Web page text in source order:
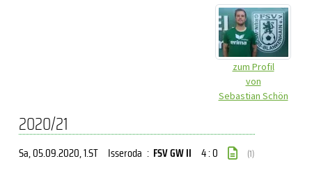
zum Profil
von
Sebastian Schön
2020/21
Sa, 05.09.2020, 1.ST Isseroda : FSV GW II 4 : 0 (1)